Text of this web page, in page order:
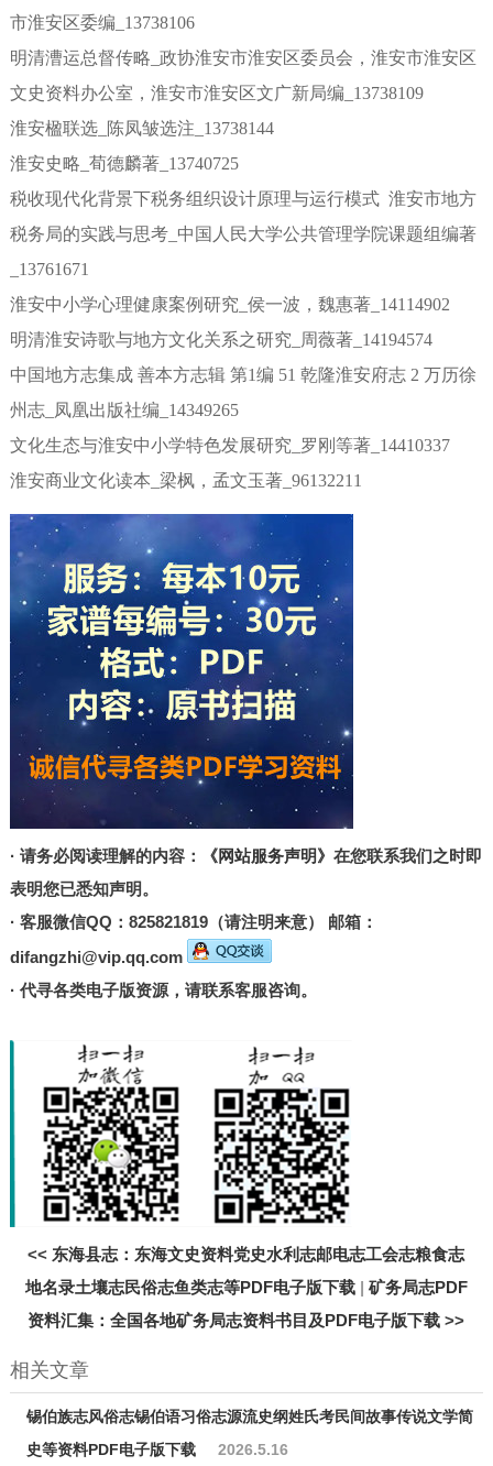
市淮安区委编_13738106
明清漕运总督传略_政协淮安市淮安区委员会，淮安市淮安区
文史资料办公室，淮安市淮安区文广新局编_13738109
淮安楹联选_陈凤皱选注_13738144
淮安史略_荀德麟著_13740725
税收现代化背景下税务组织设计原理与运行模式 淮安市地方
税务局的实践与思考_中国人民大学公共管理学院课题组编著
_13761671
淮安中小学心理健康案例研究_侯一波，魏惠著_14114902
明清淮安诗歌与地方文化关系之研究_周薇著_14194574
中国地方志集成 善本方志辑 第1编 51 乾隆淮安府志 2 万历徐
州志_凤凰出版社编_14349265
文化生态与淮安中小学特色发展研究_罗刚等著_14410337
淮安商业文化读本_梁枫，孟文玉著_96132211
· 请务必阅读理解的内容： 《网站服务声明》 在您联系我们之时即
表明您已悉知声明。
· 客服微信QQ：825821819（请注明来意） 邮箱：
difangzhi@vip.qq.com
· 代寻各类电子版资源，请联系客服咨询。
<< 东海县志：东海文史资料党史水利志邮电志工会志粮食志
地名录土壤志民俗志鱼类志等PDF电子版下载 | 矿务局志PDF
资料汇集：全国各地矿务局志资料书目及PDF电子版下载 >>
相关文章
锡伯族志风俗志锡伯语习俗志源流史纲姓氏考民间故事传说文学简
史等资料PDF电子版下载
2026.5.16